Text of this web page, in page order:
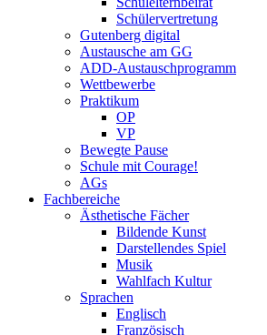
Schülervertretung
Gutenberg digital
Austausche am GG
ADD-Austauschprogramm
Wettbewerbe
Praktikum
OP
VP
Bewegte Pause
Schule mit Courage!
AGs
Fachbereiche
Ästhetische Fächer
Bildende Kunst
Darstellendes Spiel
Musik
Wahlfach Kultur
Sprachen
Englisch
Französisch